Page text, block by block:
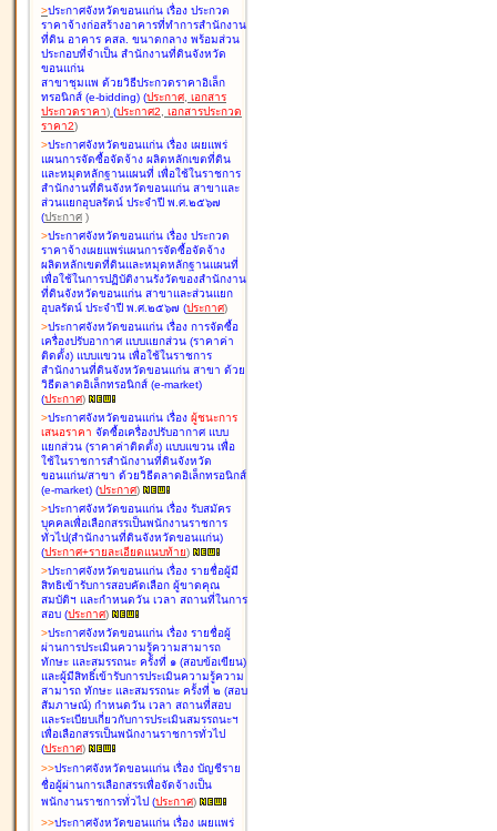
>ประกาศจังหวัดขอนแก่น เรื่อง ประกวด
ราคาจ้างก่อสร้างอาคารที่ทำการสำนักงาน
ที่ดิน อาคาร คสล. ขนาดกลาง พร้อมส่วน
ประกอบที่จำเป็น สำนักงานที่ดินจังหวัด
ขอนแก่น
สาขาชุมแพ ด้วยวิธีประกวดราคาอิเล็ก
ทรอนิกส์ (e-bidding) (ประกาศ, เอกสาร
ประกวดราคา) (ประกาศ2, เอกสารประกวด
ราคา2)
>ประกาศจังหวัดขอนแก่น เรื่อง เผยแพร่
แผนการจัดซื้อจัดจ้าง ผลิตหลักเขตที่ดิน
และหมุดหลักฐานแผนที่ เพื่อใช้ในราชการ
สำนักงานที่ดินจังหวัดขอนแก่น สาขาและ
ส่วนแยกอุบลรัตน์ ประจำปี พ.ศ.๒๕๖๗
(ประกาศ )
>ประกาศจังหวัดขอนแก่น เรื่อง ประกวด
ราคาจ้างเผยแพร่แผนการจัดซื้อจัดจ้าง
ผลิตหลักเขตที่ดินและหมุดหลักฐานแผนที่
เพื่อใช้ในการปฏิบัติงานรังวัดของสำนักงาน
ที่ดินจังหวัดขอนแก่น สาขาและส่วนแยก
อุบลรัตน์ ประจำปี พ.ศ.๒๕๖๗ (ประกาศ)
>ประกาศจังหวัดขอนแก่น เรื่อง การจัดซื้อ
เครื่องปรับอากาศ แบบแยกส่วน (ราคาค่า
ติดตั้ง) แบบแขวน เพื่อใช้ในราชการ
สำนักงานที่ดินจังหวัดขอนแก่น สาขา ด้วย
วิธีตลาดอิเล็กทรอนิกส์ (e-market)
(ประกาศ)
>ประกาศจังหวัดขอนแก่น เรื่อง ผู้ชนะการ
เสนอราคา จัดซื้อเครื่องปรับอากาศ แบบ
แยกส่วน (ราคาค่าติดตั้ง) แบบแขวน เพื่อ
ใช้ในราชการสำนักงานที่ดินจังหวัด
ขอนแก่น/สาขา ด้วยวิธีตลาดอิเล็กทรอนิกส์
(e-market) (ประกาศ)
>ประกาศจังหวัดขอนแก่น เรื่อง รับสมัคร
บุคคลเพื่อเลือกสรรเป็นพนักงานราชการ
ทั่วไป(สำนักงานที่ดินจังหวัดขอนแก่น)
(ประกาศ+รายละเอียดแนบท้าย)
>ประกาศจังหวัดขอนแก่น เรื่อง รายชื่อผู้มี
สิทธิเข้ารับการสอบคัดเลือก ผู้ขาดคุณ
สมบัติฯ และกำหนดวัน เวลา สถานที่ในการ
สอบ (ประกาศ)
>ประกาศจังหวัดขอนแก่น เรื่อง รายชื่อผู้
ผ่านการประเมินความรู้ความสามารถ
ทักษะ และสมรรถนะ ครั้งที่ ๑ (สอบข้อเขียน)
และผู้มีสิทธิ์เข้ารับการประเมินความรู้ความ
สามารถ ทักษะ และสมรรถนะ ครั้งที่ ๒ (สอบ
สัมภาษณ์) กำหนดวัน เวลา สถานที่สอบ
และระเบียบเกี่ยวกับการประเมินสมรรถนะฯ
เพื่อเลือกสรรเป็นพนักงานราชการทั่วไป
(ประกาศ)
>>ประกาศจังหวัดขอนแก่น เรื่อง บัญชีราย
ชื่อผู้ผ่านการเลือกสรรเพื่อจัดจ้างเป็น
พนักงานราชการทั่วไป (ประกาศ)
>>ประกาศจังหวัดขอนแก่น เรื่อง เผยแพร่